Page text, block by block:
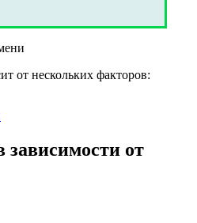
от нескольких факторов:
от